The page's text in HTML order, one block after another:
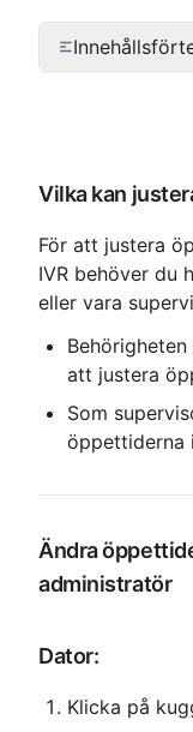
Vilka kan
För att justera
IVR behöver du
eller vara
att justera
Som
öppettiderna
Ändra
administratör
Dator:
Klicka på